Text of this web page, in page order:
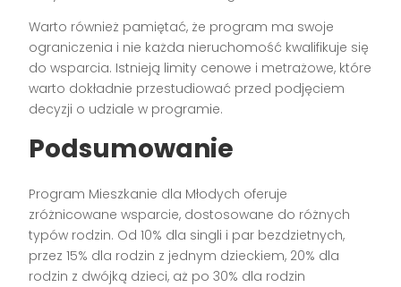
Warto również pamiętać, że program ma swoje
ograniczenia i nie każda nieruchomość kwalifikuje się
do wsparcia. Istnieją limity cenowe i metrażowe, które
warto dokładnie przestudiować przed podjęciem
decyzji o udziale w programie.
Podsumowanie
Program Mieszkanie dla Młodych oferuje
zróżnicowane wsparcie, dostosowane do różnych
typów rodzin. Od 10% dla singli i par bezdzietnych,
przez 15% dla rodzin z jednym dzieckiem, 20% dla
rodzin z dwójką dzieci, aż po 30% dla rodzin